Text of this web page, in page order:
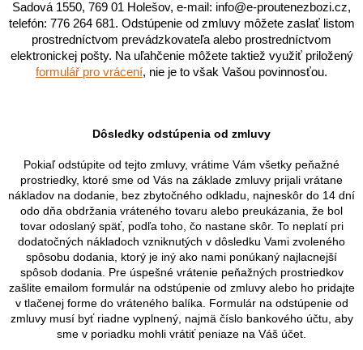
Sadová 1550, 769 01 Holešov, e-mail: info@e-proutenezbozi.cz,
telefón: 776 264 681. Odstúpenie od zmluvy môžete zaslať listom
prostredníctvom prevádzkovateľa alebo prostredníctvom
elektronickej pošty. Na uľahčenie môžete taktiež využiť priložený
formulář pro vrácení, nie je to však Vašou povinnosťou.
Dôsledky odstúpenia od zmluvy
Pokiaľ odstúpite od tejto zmluvy, vrátime Vám všetky peňažné
prostriedky, ktoré sme od Vás na základe zmluvy prijali vrátane
nákladov na dodanie, bez zbytočného odkladu, najneskôr do 14 dní
odo dňa obdržania vráteného tovaru alebo preukázania, že bol
tovar odoslaný späť, podľa toho, čo nastane skôr. To neplatí pri
dodatočných nákladoch vzniknutých v dôsledku Vami zvoleného
spôsobu dodania, ktorý je iný ako nami ponúkaný najlacnejší
spôsob dodania. Pre úspešné vrátenie peňažných prostriedkov
zašlite emailom formulár na odstúpenie od zmluvy alebo ho pridajte
v tlačenej forme do vráteného balíka. Formulár na odstúpenie od
zmluvy musí byť riadne vyplnený, najmä číslo bankového účtu, aby
sme v poriadku mohli vrátiť peniaze na Váš účet.